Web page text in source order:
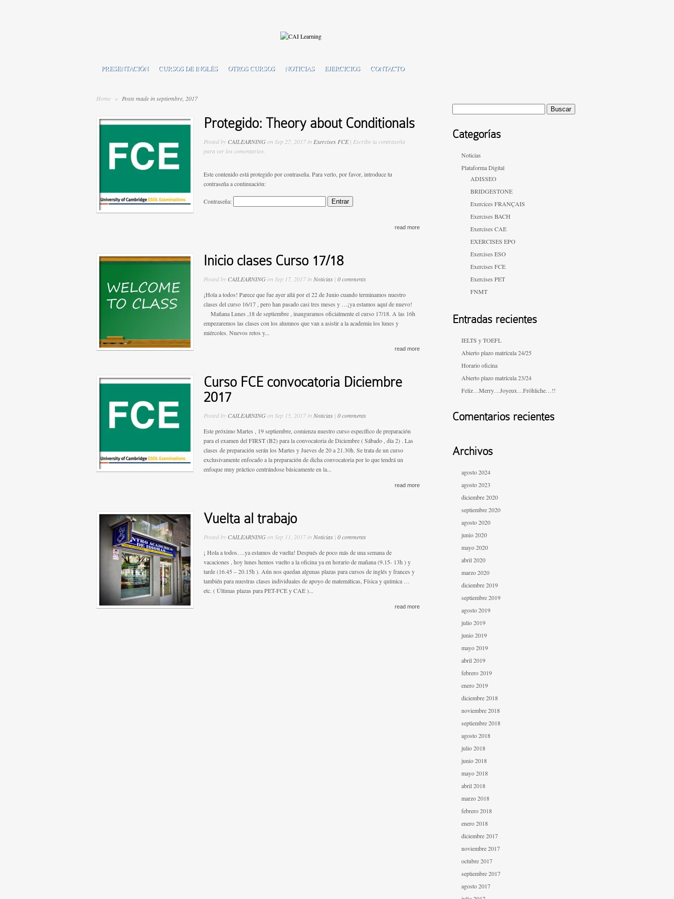
PRESENTACIÓN CURSOS DE INGLÉS OTROS CURSOS NOTICIAS EJERCICIOS CONTACTO
Home » Posts made in septiembre, 2017
Protegido: Theory about Conditionals
Posted by CAILEARNINGon Sep 27, 2017 in Exercises FCE| Escribe tu contraseña
para ver los comentarios.
Este contenido está protegido por contraseña. Para verlo, por favor, introduce tu
contraseña a continuación:
Contraseña:
read more
Inicio clases Curso 17/18
Posted by CAILEARNINGon Sep 17, 2017 in Noticias | 0 comments
¡Hola a todos! Parece que fue ayer allá por el 22 de Junio cuando terminamos nuestro
clases del curso 16/17 , pero han pasado casi tres meses y …¡ya estamos aquí de nuevo!
Mañana Lunes ,18 de septiembre , inauguramos oficialmente el curso 17/18. A las 16h
empezaremos las clases con los alumnos que van a asistir a la academia los lunes y
miércoles. Nuevos retos y...
read more
Curso FCE convocatoria Diciembre
2017
Posted by CAILEARNINGon Sep 15, 2017 in Noticias | 0 comments
Este próximo Martes , 19 septiembre, comienza nuestro curso específico de preparación
para el examen del FIRST (B2) para la convocatoria de Diciembre ( Sábado , día 2) . Las
clases de preparación serán los Martes y Jueves de 20 a 21.30h. Se trata de un curso
exclusivamente enfocado a la preparación de dicha convocatoria por lo que tendrá un
enfoque muy práctico centrándose básicamente en la...
read more
Vuelta al trabajo
Posted by CAILEARNINGon Sep 11, 2017 in Noticias | 0 comments
¡ Hola a todos….ya estamos de vuelta! Después de poco más de una semana de
vacaciones , hoy lunes hemos vuelto a la oficina ya en horario de mañana (9.15- 13h ) y
tarde (16.45 – 20.15h ). Aún nos quedan algunas plazas para cursos de inglés y frances y
también para nuestras clases individuales de apoyo de matemáticas, Física y química …
etc. ( Últimas plazas para PET-FCE y CAE )...
read more
Categorías
Noticias
Plataforma Digital
ADISSEO
BRIDGESTONE
Exercices FRANÇAIS
Exercises BACH
Exercises CAE
EXERCISES EPO
Exercises ESO
Exercises FCE
Exercises PET
FNMT
Entradas recientes
IELTS y TOEFL
Abierto plazo matrícula 24/25
Horario oficina
Abierto plazo matrícula 23/24
Feliz…Merry…Joyeux…Fröhliche…!!
Comentarios recientes
Archivos
agosto 2024
agosto 2023
diciembre 2020
septiembre 2020
agosto 2020
junio 2020
mayo 2020
abril 2020
marzo 2020
diciembre 2019
septiembre 2019
agosto 2019
julio 2019
junio 2019
mayo 2019
abril 2019
febrero 2019
enero 2019
diciembre 2018
noviembre 2018
septiembre 2018
agosto 2018
julio 2018
junio 2018
mayo 2018
abril 2018
marzo 2018
febrero 2018
enero 2018
diciembre 2017
noviembre 2017
octubre 2017
septiembre 2017
agosto 2017